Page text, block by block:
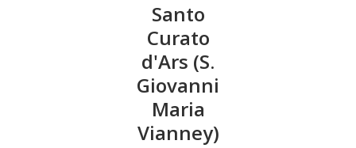
Santo
Curato
d'Ars (S.
Giovanni
Maria
Vianney)